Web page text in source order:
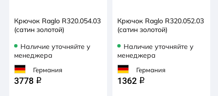
Крючок Raglo R320.054.03
(сатин золотой)
Наличие уточняйте у
менеджера
Германия
3778 q
Крючок Raglo R320.052.03
(сатин золотой)
Наличие уточняйте у
менеджера
Германия
1362 q